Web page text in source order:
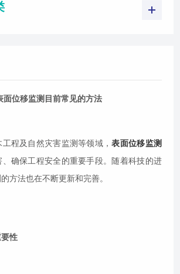
面位移监测目前常见的方法
程及自然灾害监测等领域，表面位移监测
确保工程安全的重要手段。随着科技的进
方法也在不断更新和完善。
性